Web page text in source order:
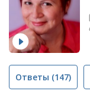
Ответы (147)